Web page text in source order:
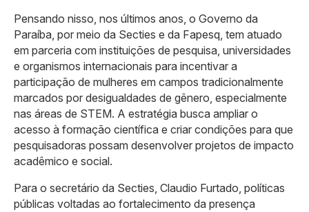
Pensando nisso, nos últimos anos, o Governo da
Paraíba, por meio da Secties e da Fapesq, tem atuado
em parceria com instituições de pesquisa, universidades
e organismos internacionais para incentivar a
participação de mulheres em campos tradicionalmente
marcados por desigualdades de gênero, especialmente
nas áreas de STEM. A estratégia busca ampliar o
acesso à formação científica e criar condições para que
pesquisadoras possam desenvolver projetos de impacto
acadêmico e social.
Para o secretário da Secties, Claudio Furtado, políticas
públicas voltadas ao fortalecimento da presença